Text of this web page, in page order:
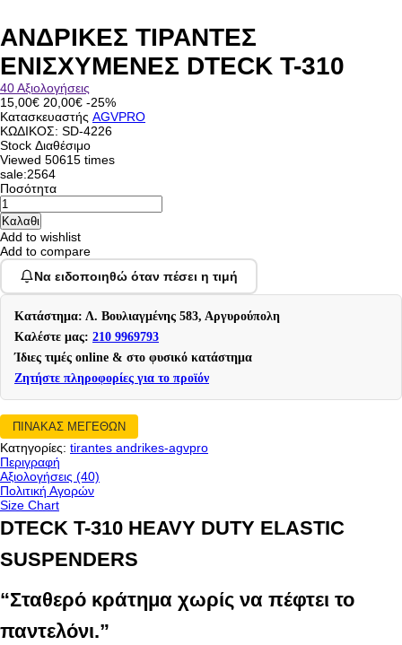
ΑΝΔΡΙΚΕΣ ΤΙΡΑΝΤΕΣ
ΕΝΙΣΧΥΜΕΝΕΣ DTECK T-310
40 Αξιολογήσεις
15,00€ 20,00€ -25%
Κατασκευαστής AGVPRO
ΚΩΔΙΚΟΣ: SD-4226
Stock Διαθέσιμο
Viewed 50615 times
sale:2564
Ποσότητα
Add to wishlist
Add to compare
Να ειδοποιηθώ όταν πέσει η τιμή
Κατάστημα: Λ. Βουλιαγμένης 583, Αργυρούπολη
Καλέστε μας: 210 9969793
Ίδιες τιμές online & στο φυσικό κατάστημα
Ζητήστε πληροφορίες για το προϊόν
ΠΙΝΑΚΑΣ ΜΕΓΕΘΩΝ
Κατηγορίες: tirantes andrikes-agvpro
Περιγραφή
Αξιολογήσεις (40)
Πολιτική Αγορών
Size Chart
DTECK T-310 HEAVY DUTY ELASTIC
SUSPENDERS
“Σταθερό κράτημα χωρίς να πέφτει το
παντελόνι.”